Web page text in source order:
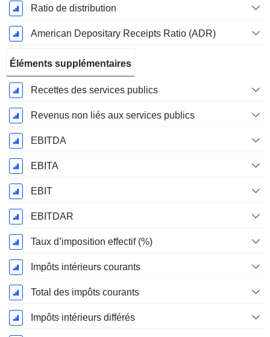
Ratio de distribution
American Depositary Receipts Ratio (ADR)
Éléments supplémentaires
Recettes des services publics
Revenus non liés aux services publics
EBITDA
EBITA
EBIT
EBITDAR
Taux d’imposition effectif (%)
Impôts intérieurs courants
Total des impôts courants
Impôts intérieurs différés